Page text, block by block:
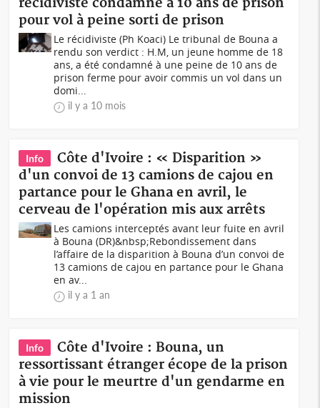
pour vol à peine sorti de prison
Le récidiviste (Ph Koaci) Le tribunal de Bouna a
rendu son verdict : H.M, un jeune homme de 18
ans, a été condamné à une peine de 10 ans de
prison ferme pour avoir commis un vol dans un
domi...
il y a 10 mois
Info
Côte d'Ivoire : « Disparition »
d'un convoi de 13 camions de cajou en
partance pour le Ghana en avril, le
cerveau de l'opération mis aux arrêts
Les camions interceptés avant leur fuite en avril
à Bouna (DR)&nbsp;Rebondissement dans
l’affaire de la disparition à Bouna d’un convoi de
13 camions de cajou en partance pour le Ghana
en av...
il y a 1 an
Info
Côte d'Ivoire : Bouna, un
ressortissant étranger écope de la prison
à vie pour le meurtre d'un gendarme en
mission